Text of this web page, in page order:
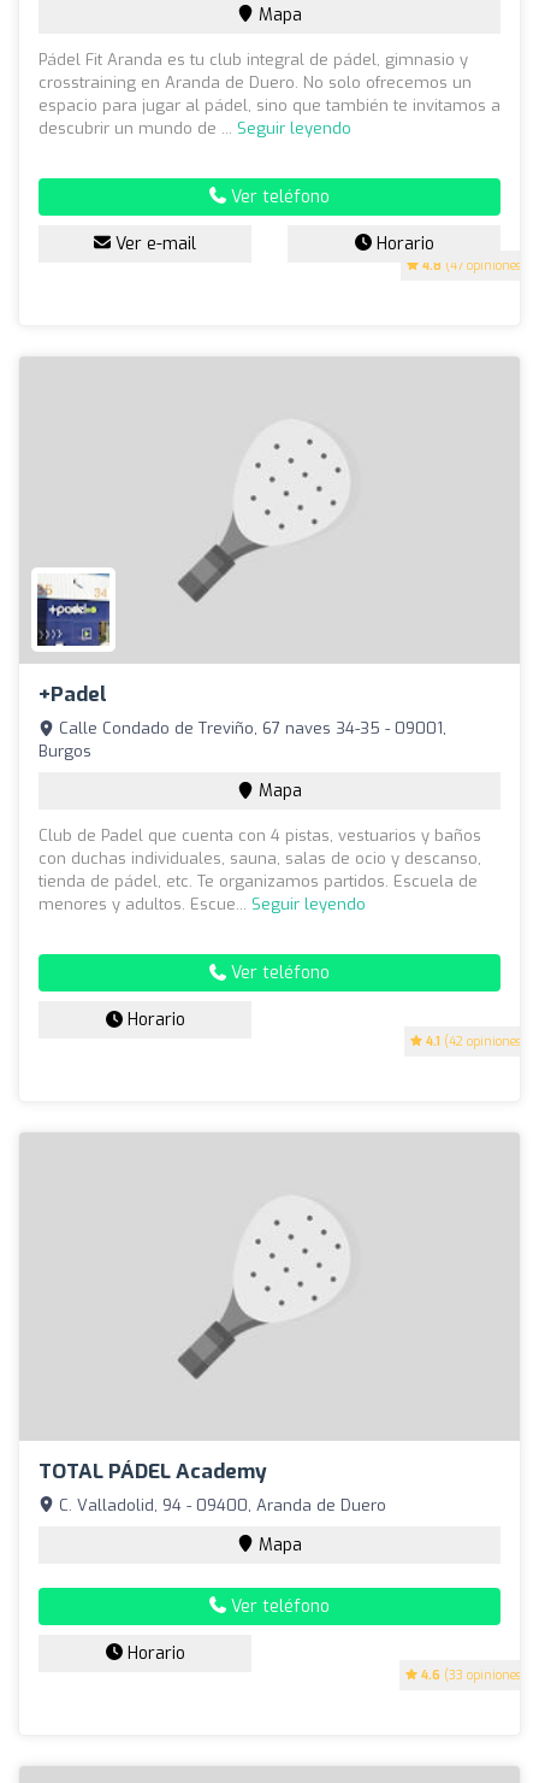
4.8 (47 opiniones)
Mapa
Pádel Fit Aranda es tu club integral de pádel, gimnasio y
crosstraining en Aranda de Duero. No solo ofrecemos un
espacio para jugar al pádel, sino que también te invitamos a
descubrir un mundo de ... Seguir leyendo
Ver teléfono
Ver e-mail Horario
+Padel
4.1 (42 opiniones)
Calle Condado de Treviño, 67 naves 34-35 - 09001,
Burgos
Mapa
Club de Padel que cuenta con 4 pistas, vestuarios y baños
con duchas individuales, sauna, salas de ocio y descanso,
tienda de pádel, etc. Te organizamos partidos. Escuela de
menores y adultos. Escue... Seguir leyendo
Ver teléfono
Horario
TOTAL PÁDEL Academy
4.6 (33 opiniones)
C. Valladolid, 94 - 09400, Aranda de Duero
Mapa
Ver teléfono
Horario